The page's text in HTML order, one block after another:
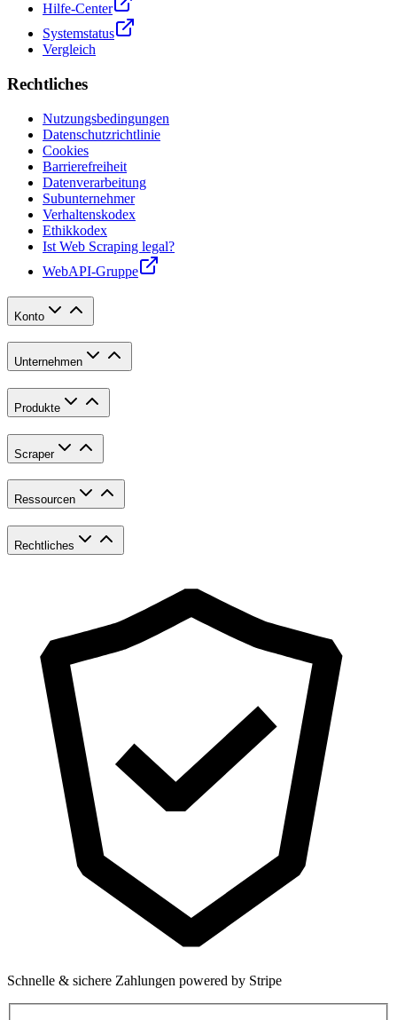
Hilfe-Center
Systemstatus
Vergleich
Rechtliches
Nutzungsbedingungen
Datenschutzrichtlinie
Cookies
Barrierefreiheit
Datenverarbeitung
Subunternehmer
Verhaltenskodex
Ethikkodex
Ist Web Scraping legal?
WebAPI-Gruppe
Konto
Unternehmen
Produkte
Scraper
Ressourcen
Rechtliches
Schnelle & sichere Zahlungen powered by Stripe